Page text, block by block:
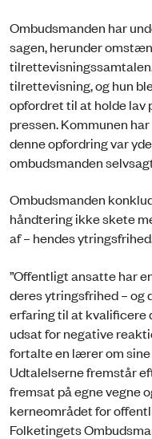
Ombudsmanden har
sagen, herunder
tilrettevisning, og hun
opfordret til at holde lav
pressen. Kommunen
denne opfordring var
ombudsmanden
Ombudsmanden
håndtering ikke skete
af – hendes
”Offentligt ansatte har
deres ytringsfrihed – og
erfaring til at kvalificere
udsat for negative
fortalte en lærer om
Udtalelserne fremstår
fremsat på egne vegne
kerneområdet for
Folketingets